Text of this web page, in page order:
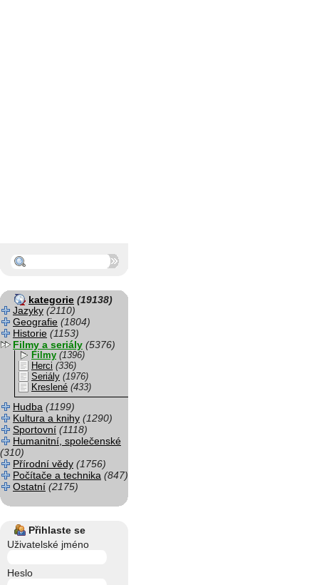
kategorie (19138)
Jazyky (2110)
Geografie (1804)
Historie (1153)
Filmy a seriály (5376)
Filmy (1396)
Herci (336)
Seriály (1976)
Kreslené (433)
Hudba (1199)
Kultura a knihy (1290)
Sportovní (1118)
Humanitní, společenské
(310)
Přírodní vědy (1756)
Počítače a technika (847)
Ostatní (2175)
Přihlaste se
Uživatelské jméno
Heslo